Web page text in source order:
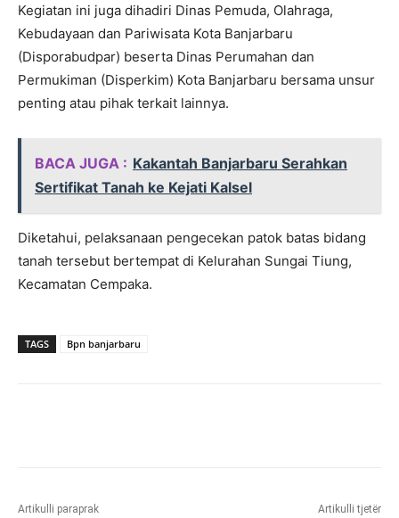
Kegiatan ini juga dihadiri Dinas Pemuda, Olahraga,
Kebudayaan dan Pariwisata Kota Banjarbaru
(Disporabudpar) beserta Dinas Perumahan dan
Permukiman (Disperkim) Kota Banjarbaru bersama unsur
penting atau pihak terkait lainnya.
BACA JUGA : Kakantah Banjarbaru Serahkan
Sertifikat Tanah ke Kejati Kalsel
Diketahui, pelaksanaan pengecekan patok batas bidang
tanah tersebut bertempat di Kelurahan Sungai Tiung,
Kecamatan Cempaka.
TAGS Bpn banjarbaru
Artikulli paraprak Artikulli tjetër